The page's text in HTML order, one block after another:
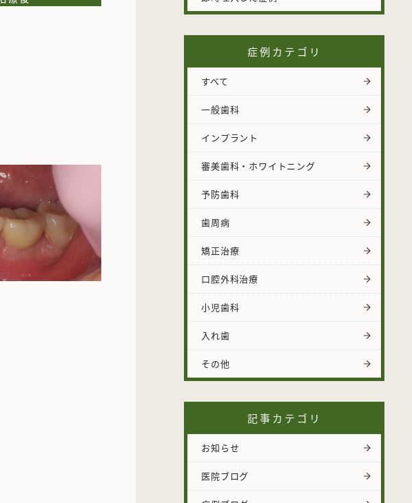
症例カテゴリ
すべて
一般歯科
インプラント
審美歯科・ホワイトニング
予防歯科
歯周病
矯正治療
口腔外科治療
小児歯科
入れ歯
その他
記事カテゴリ
お知らせ
医院ブログ